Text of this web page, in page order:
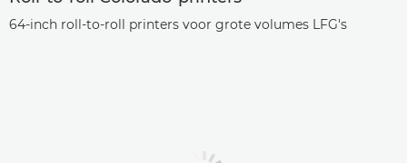
64-inch roll-to-roll printers voor grote volumes LFG's